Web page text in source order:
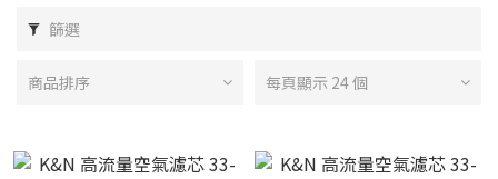
篩選
商品排序 每頁顯示 24 個